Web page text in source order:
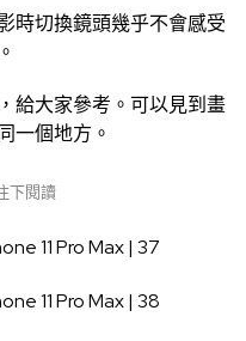
時切換鏡頭幾乎不會感受
給大家參考。可以見到畫
一個地方。
下閱讀